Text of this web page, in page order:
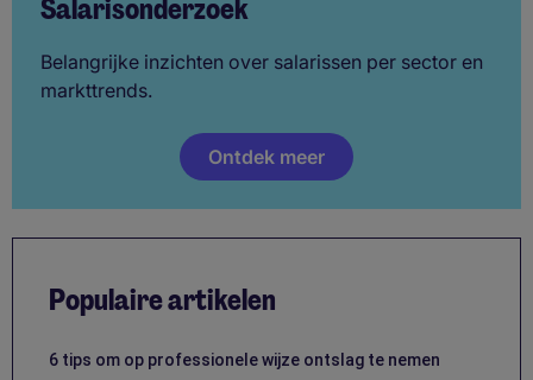
Salarisonderzoek
Belangrijke inzichten over salarissen per sector en
markttrends.
Ontdek meer
Populaire artikelen
6 tips om op professionele wijze ontslag te nemen